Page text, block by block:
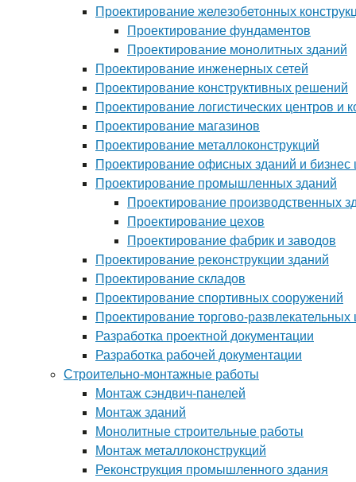
Проектирование железобетонных
Проектирование фундаментов
Проектирование монолитных зданий
Проектирование инженерных сетей
Проектирование конструктивных решений
Проектирование логистических центров и
Проектирование магазинов
Проектирование металлоконструкций
Проектирование офисных зданий и бизнес
Проектирование промышленных зданий
Проектирование производственных
Проектирование цехов
Проектирование фабрик и заводов
Проектирование реконструкции зданий
Проектирование складов
Проектирование спортивных сооружений
Проектирование торгово-развлекательных
Разработка проектной документации
Разработка рабочей документации
Строительно-монтажные работы
Монтаж сэндвич-панелей
Монтаж зданий
Монолитные строительные работы
Монтаж металлоконструкций
Реконструкция промышленного здания